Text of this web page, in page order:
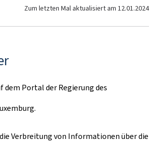
Zum letzten Mal aktualisiert am 12.01.2024
dem Portal der Regierung des
Verbreitung von Informationen über die